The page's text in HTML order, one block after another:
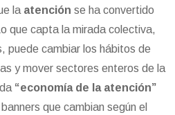
la atención se ha convertido
que capta la mirada colectiva,
puede cambiar los hábitos de
y mover sectores enteros de la
“economía de la atención”
que cambian según el